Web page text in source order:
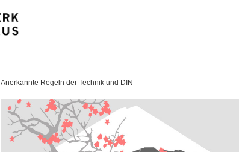
Anerkannte Regeln der Technik und DIN